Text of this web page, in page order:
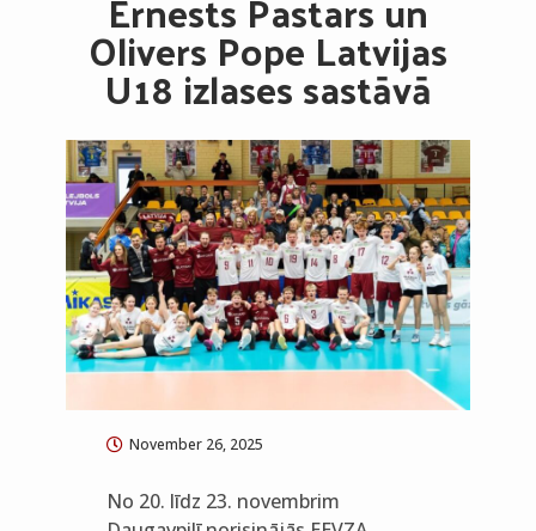
Olivers Pope Latvijas
U18 izlases sastāvā
November 26, 2025
No 20. līdz 23. novembrim